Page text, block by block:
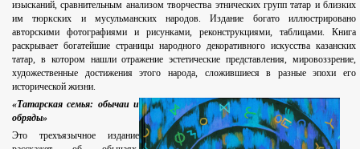
изысканий, сравнительным анализом творчества этнических групп татар и близких
им тюркских и мусульманских народов. Издание богато иллюстрировано
авторскими фотографиями и рисунками, реконструкциями, таблицами. Книга
раскрывает богатейшие страницы народного декоративного искусства казанских
татар, в котором нашли отражение эстетические представления, мировоззрение,
художественные достижения этого народа, сложившиеся в разные эпохи его
исторической жизни.
«Татарская семья: обычаи и
обряды»
Это трехъязычное издание